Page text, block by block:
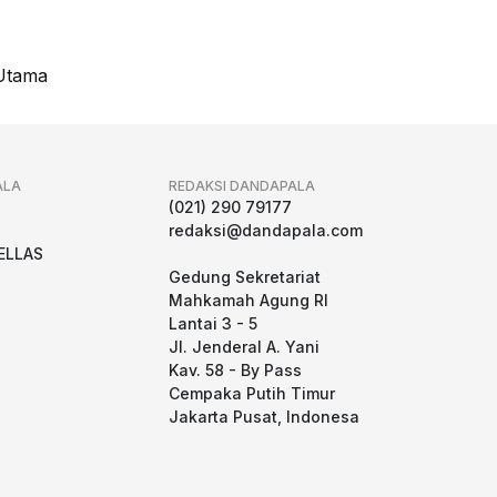
REDAKSI DANDAPALA
(021) 290 79177
redaksi@dandapala.com
Gedung Sekretariat
Mahkamah Agung RI
Lantai 3 - 5
Jl. Jenderal A. Yani
Kav. 58 - By Pass
Cempaka Putih Timur
Jakarta Pusat, Indonesa